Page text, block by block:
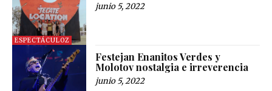
ESPECTÁCULOZ
junio 5, 2022
Festejan Enanitos Verdes y
Molotov nostalgia e irreverencia
junio 5, 2022